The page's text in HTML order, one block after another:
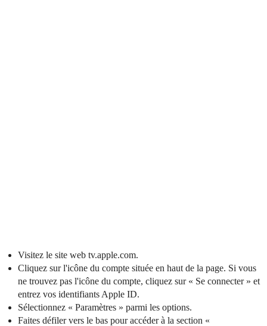
Visitez le site web tv.apple.com.
Cliquez sur l'icône du compte située en haut de la page. Si vous
ne trouvez pas l'icône du compte, cliquez sur « Se connecter » et
entrez vos identifiants Apple ID.
Sélectionnez « Paramètres » parmi les options.
Faites défiler vers le bas pour accéder à la section «